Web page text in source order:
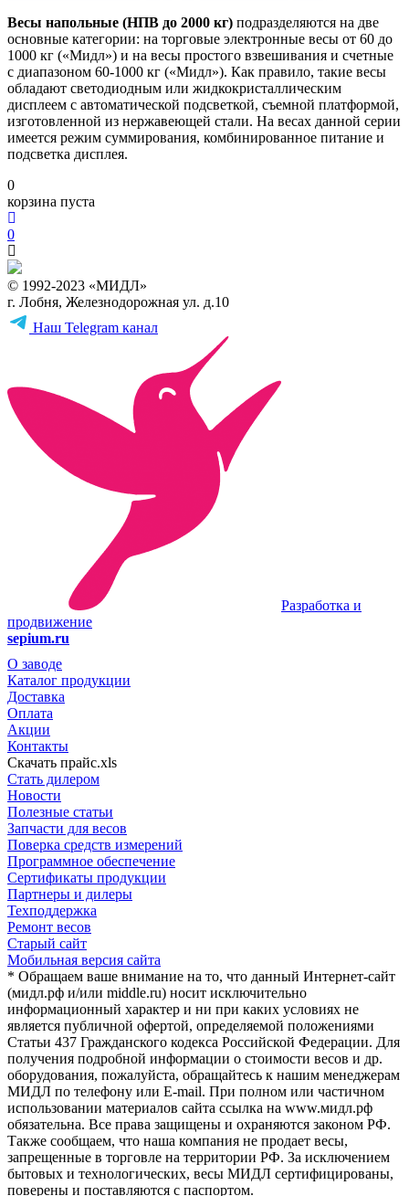
Весы напольные (НПВ до 2000 кг) подразделяются на две
основные категории: на торговые электронные весы от 60 до
1000 кг («Мидл») и на весы простого взвешивания и счетные
с диапазоном 60-1000 кг («Мидл»). Как правило, такие весы
обладают светодиодным или жидкокристаллическим
дисплеем с автоматической подсветкой, съемной платформой,
изготовленной из нержавеющей стали. На весах данной серии
имеется режим суммирования, комбинированное питание и
подсветка дисплея.
0
корзина пуста
0
© 1992-2023 «МИДЛ»
г. Лобня, Железнодорожная ул. д.10
Наш Telegram канал
Разработка и
продвижение
sepium.ru
О заводе
Каталог продукции
Доставка
Оплата
Акции
Контакты
Скачать прайс.xls
Стать дилером
Новости
Полезные статьи
Запчасти для весов
Поверка средств измерений
Программное обеспечение
Сертификаты продукции
Партнеры и дилеры
Техподдержка
Ремонт весов
Старый сайт
Мобильная версия сайта
* Обращаем ваше внимание на то, что данный Интернет-сайт
(мидл.рф и/или middle.ru) носит исключительно
информационный характер и ни при каких условиях не
является публичной офертой, определяемой положениями
Статьи 437 Гражданского кодекса Российской Федерации. Для
получения подробной информации о стоимости весов и др.
оборудования, пожалуйста, обращайтесь к нашим менеджерам
МИДЛ по телефону или E-mail. При полном или частичном
использовании материалов сайта ссылка на www.мидл.рф
обязательна. Все права защищены и охраняются законом РФ.
Также сообщаем, что наша компания не продает весы,
запрещенные в торговле на территории РФ. За исключением
бытовых и технологических, весы МИДЛ сертифицированы,
поверены и поставляются с паспортом.